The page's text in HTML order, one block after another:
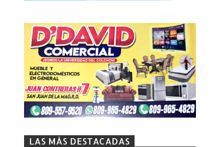
LAS MÁS DESTACADAS